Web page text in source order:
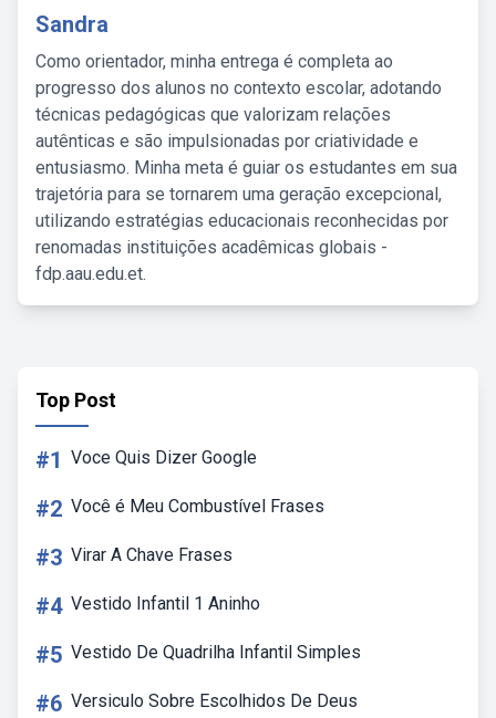
Sandra
Como orientador, minha entrega é completa ao
progresso dos alunos no contexto escolar, adotando
técnicas pedagógicas que valorizam relações
autênticas e são impulsionadas por criatividade e
entusiasmo. Minha meta é guiar os estudantes em sua
trajetória para se tornarem uma geração excepcional,
utilizando estratégias educacionais reconhecidas por
renomadas instituições acadêmicas globais -
fdp.aau.edu.et.
Top Post
#1 Voce Quis Dizer Google
#2 Você é Meu Combustível Frases
#3 Virar A Chave Frases
#4 Vestido Infantil 1 Aninho
#5 Vestido De Quadrilha Infantil Simples
#6 Versiculo Sobre Escolhidos De Deus